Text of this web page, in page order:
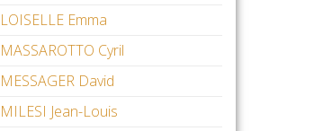
LOISELLE Emma
MASSAROTTO Cyril
MESSAGER David
MILESI Jean-Louis